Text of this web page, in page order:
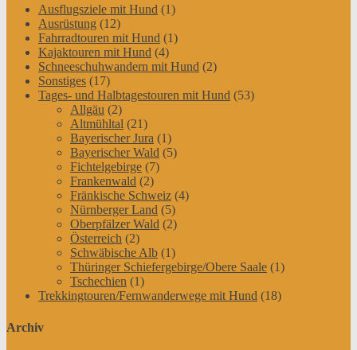
Ausflugsziele mit Hund (1)
Ausrüstung (12)
Fahrradtouren mit Hund (1)
Kajaktouren mit Hund (4)
Schneeschuhwandern mit Hund (2)
Sonstiges (17)
Tages- und Halbtagestouren mit Hund (53)
Allgäu (2)
Altmühltal (21)
Bayerischer Jura (1)
Bayerischer Wald (5)
Fichtelgebirge (7)
Frankenwald (2)
Fränkische Schweiz (4)
Nürnberger Land (5)
Oberpfälzer Wald (2)
Österreich (2)
Schwäbische Alb (1)
Thüringer Schiefergebirge/Obere Saale (1)
Tschechien (1)
Trekkingtouren/Fernwanderwege mit Hund (18)
Archiv